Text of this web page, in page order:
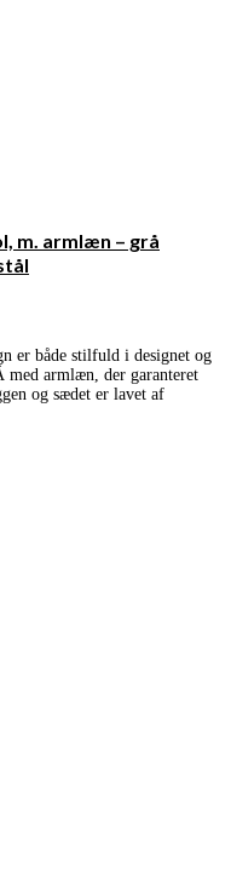
m. armlæn – grå
er både stilfuld i designet og
med armlæn, der garanteret
og sædet er lavet af